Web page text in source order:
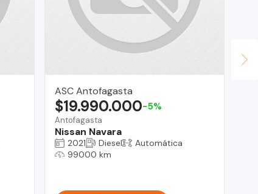
ASC Antofagasta
Antofagasta
Nissan Navara
$19.990.000-5%
2021 Diesel
Automática
99000 km